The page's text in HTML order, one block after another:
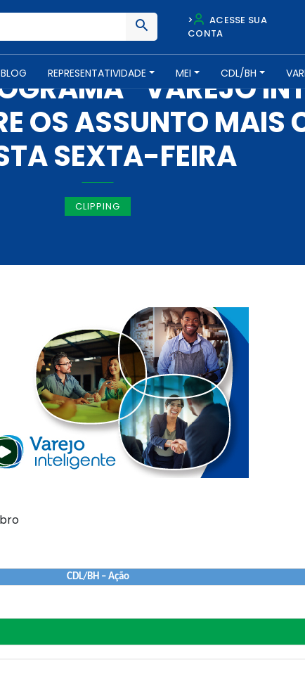
>
ACESSE SUA
CONTA
BLOG REPRESENTATIVIDADE MEI CDL/BH
-27 DE SETEMBRO DE 2019
“VAREJO
OS ASSUNTO MAIS
SEXTA-FEIRA
CLIPPING
CDL/BH – Ação